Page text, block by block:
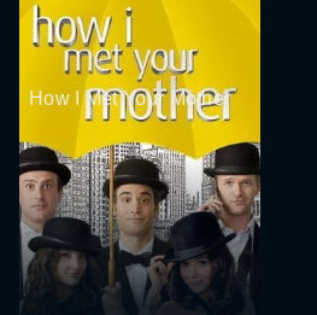
How I Met Your Mother